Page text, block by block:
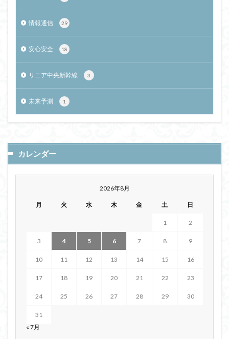
情報通信 29
安心安全 18
リニア中央新幹線 3
未来予測 1
カレンダー
2026年8月
月 火 水 木 金 土 日
1 2
3 4 5 6 7 8 9
10 11 12 13 14 15 16
17 18 19 20 21 22 23
24 25 26 27 28 29 30
31
« 7月